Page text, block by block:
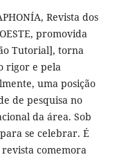
Revista dos
promovida
Tutorial], torna
rigor e pela
uma posição
de pesquisa no
da área. Sob
se celebrar. É
comemora